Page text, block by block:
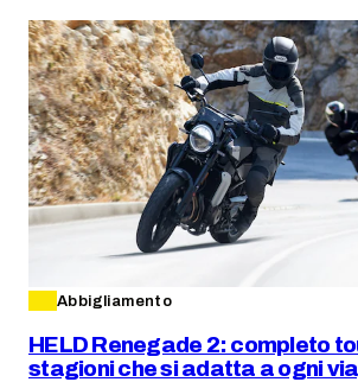
Abbigliamento
HELD Renegade 2: completo
stagioni che si adatta a ogni